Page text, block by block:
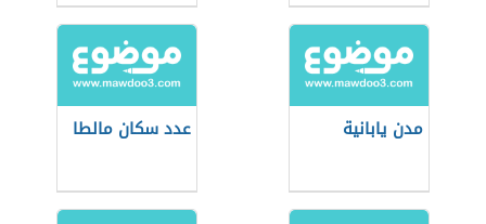
مدن يابانية عدد سكان مالطا